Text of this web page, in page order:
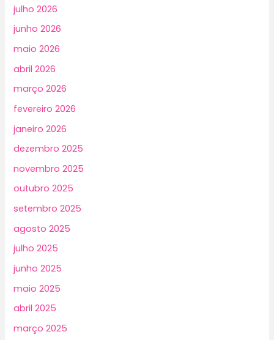
julho 2026
junho 2026
maio 2026
abril 2026
março 2026
fevereiro 2026
janeiro 2026
dezembro 2025
novembro 2025
outubro 2025
setembro 2025
agosto 2025
julho 2025
junho 2025
maio 2025
abril 2025
março 2025